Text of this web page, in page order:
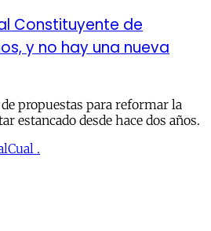
Constituyente de
y no hay una nueva
propuestas para reformar la
estancado desde hace dos años.
.